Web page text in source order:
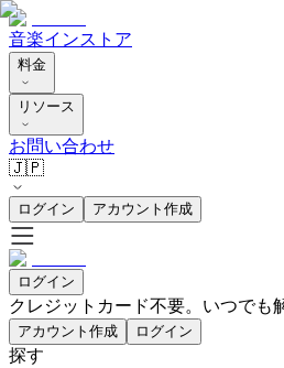
音楽インストア
料金
リソース
お問い合わせ
🇯🇵
ログイン アカウント作成
ログイン
クレジットカード不要。いつでも
アカウント作成 ログイン
探す